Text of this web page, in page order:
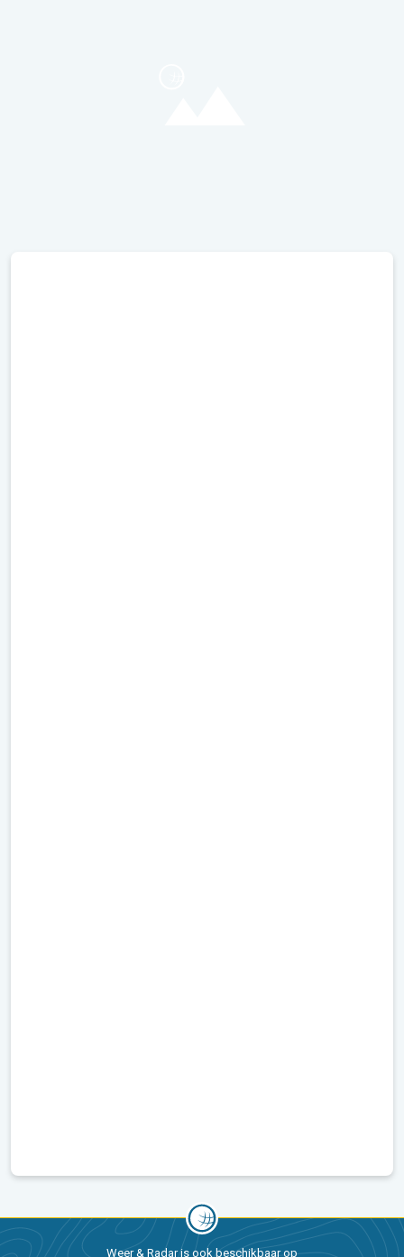
Weer & Radar is ook beschikbaar op